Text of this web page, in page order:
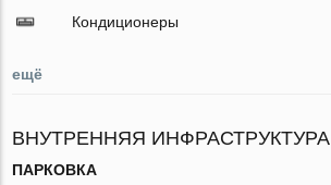
Кондиционеры
ещё
ВНУТРЕННЯЯ ИНФРАСТРУКТУРА
ПАРКОВКА